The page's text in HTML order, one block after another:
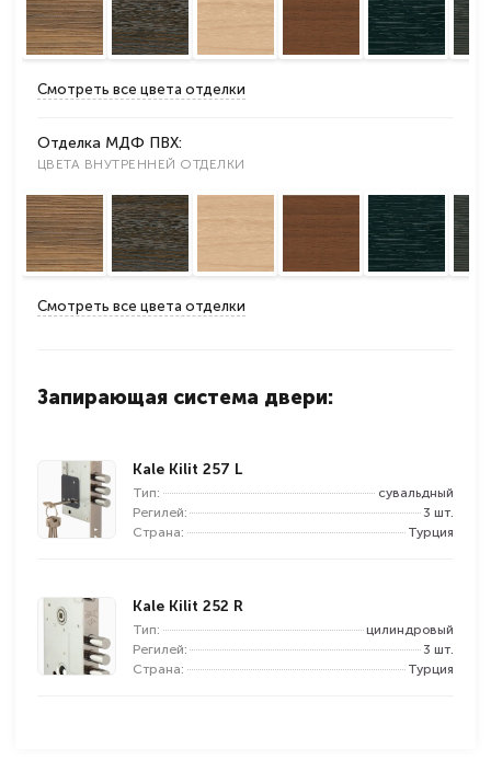
Смотреть все цвета отделки
Отделка МДФ ПВХ:
ЦВЕТА ВНУТРЕННЕЙ ОТДЕЛКИ
Смотреть все цвета отделки
Запирающая система двери:
Kale Kilit 257 L
Тип:
сувальдный
Регилей:
3 шт.
Страна:
Турция
Kale Kilit 252 R
Тип:
цилиндровый
Регилей:
3 шт.
Страна:
Турция